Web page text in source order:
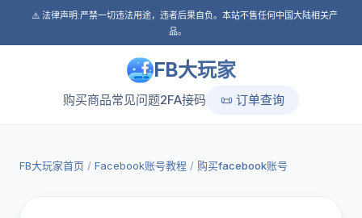
⚠️ 法律声明:严禁一切违法用途，违者后果自负。本站不售任何中国大陆相关产
品。
FB大玩家
购买商品常见问题2FA接码 📜 订单查询
FB大玩家首页 / Facebook账号教程 / 购买facebook账号